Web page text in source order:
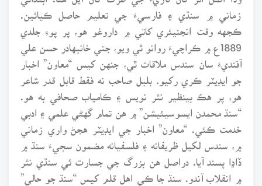
زماني ۾ سنڌي ۽ فارسيءَ جي تعليم حاصل ڪيائين.
ڪجهه وقت انجنيئري کاتي ۾ داروغو هو، پر پوءِ جلدي
1889ع ۾ ڪراچيءَ روانو ٿي ويو، جتي خانبهادر حسن علي
آفنديءَ سان سندس ملاقات ٿي، جنهن کيس “معاون” اخبار
جو ايڊيٽر ڪري رکيو. بلبل صاحب نه فقط قابل قدر شاعر
هو، پر هڪ بينظير نثر نويس ۽ ڪامياب صحافي به هو.
“سنڌ محمدن ايسوسيئيشن” ۾ هن تمام گهڻي علمي ۽ ادبي
خدمت ڪئي. “معاون” اخبار جي ايڊيٽر هجڻ واري زماني
۾، سندس لکيل ظريفانه ۽ فلسفيانه مضمون سڄيءَ سنڌ ۾
ڏاڍا پسند آيا. دراصل هن بزرگ جي جسارت ئي سنڌي نثر
۾ انقلاب آندو. سنڌ جا ڪي اهل قلم کيس “سنڌ جو حالي”